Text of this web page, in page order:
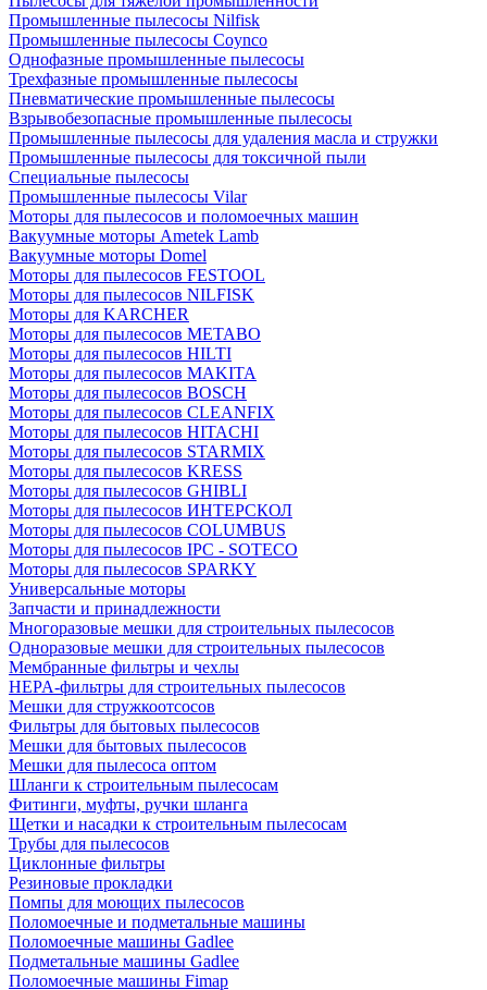
Промышленные пылесосы Nilfisk
Промышленные пылесосы Coynco
Однофазные промышленные пылесосы
Трехфазные промышленные пылесосы
Пневматические промышленные пылесосы
Взрывобезопасные промышленные пылесосы
Промышленные пылесосы для удаления масла и стружки
Промышленные пылесосы для токсичной пыли
Специальные пылесосы
Промышленные пылесосы Vilar
Моторы для пылесосов и поломоечных машин
Вакуумные моторы Ametek Lamb
Вакуумные моторы Domel
Моторы для пылесосов FESTOOL
Моторы для пылесосов NILFISK
Моторы для KARCHER
Моторы для пылесосов METABO
Моторы для пылесосов HILTI
Моторы для пылесосов MAKITA
Моторы для пылесосов BOSCH
Моторы для пылесосов CLEANFIX
Моторы для пылесосов HITACHI
Моторы для пылесосов STARMIX
Моторы для пылесосов KRESS
Моторы для пылесосов GHIBLI
Моторы для пылесосов ИНТЕРСКОЛ
Моторы для пылесосов COLUMBUS
Моторы для пылесосов IPC - SOTECO
Моторы для пылесосов SPARKY
Универсальные моторы
Запчасти и принадлежности
Многоразовые мешки для строительных пылесосов
Одноразовые мешки для строительных пылесосов
Мембранные фильтры и чехлы
HEPA-фильтры для строительных пылесосов
Мешки для стружкоотсосов
Фильтры для бытовых пылесосов
Мешки для бытовых пылесосов
Мешки для пылесоса оптом
Шланги к строительным пылесосам
Фитинги, муфты, ручки шланга
Щетки и насадки к строительным пылесосам
Трубы для пылесосов
Циклонные фильтры
Резиновые прокладки
Помпы для моющих пылесосов
Поломоечные и подметальные машины
Поломоечные машины Gadlee
Подметальные машины Gadlee
Поломоечные машины Fimap